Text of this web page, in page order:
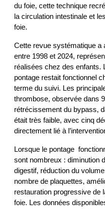
du foie, cette technique
la circulation intestinale et
foie.
Cette revue systématique a
entre 1998 et 2024,
réalisées chez des enfants.
pontage restait fonctionnel
terme du suivi. Les
thrombose, observée dans
rétrécissement du bypass,
était très faible, avec cinq
directement lié à
Lorsque le pontage
sont nombreux : diminution
digestif, réduction du
nombre de plaquettes,
restauration progressive de
foie. Les données